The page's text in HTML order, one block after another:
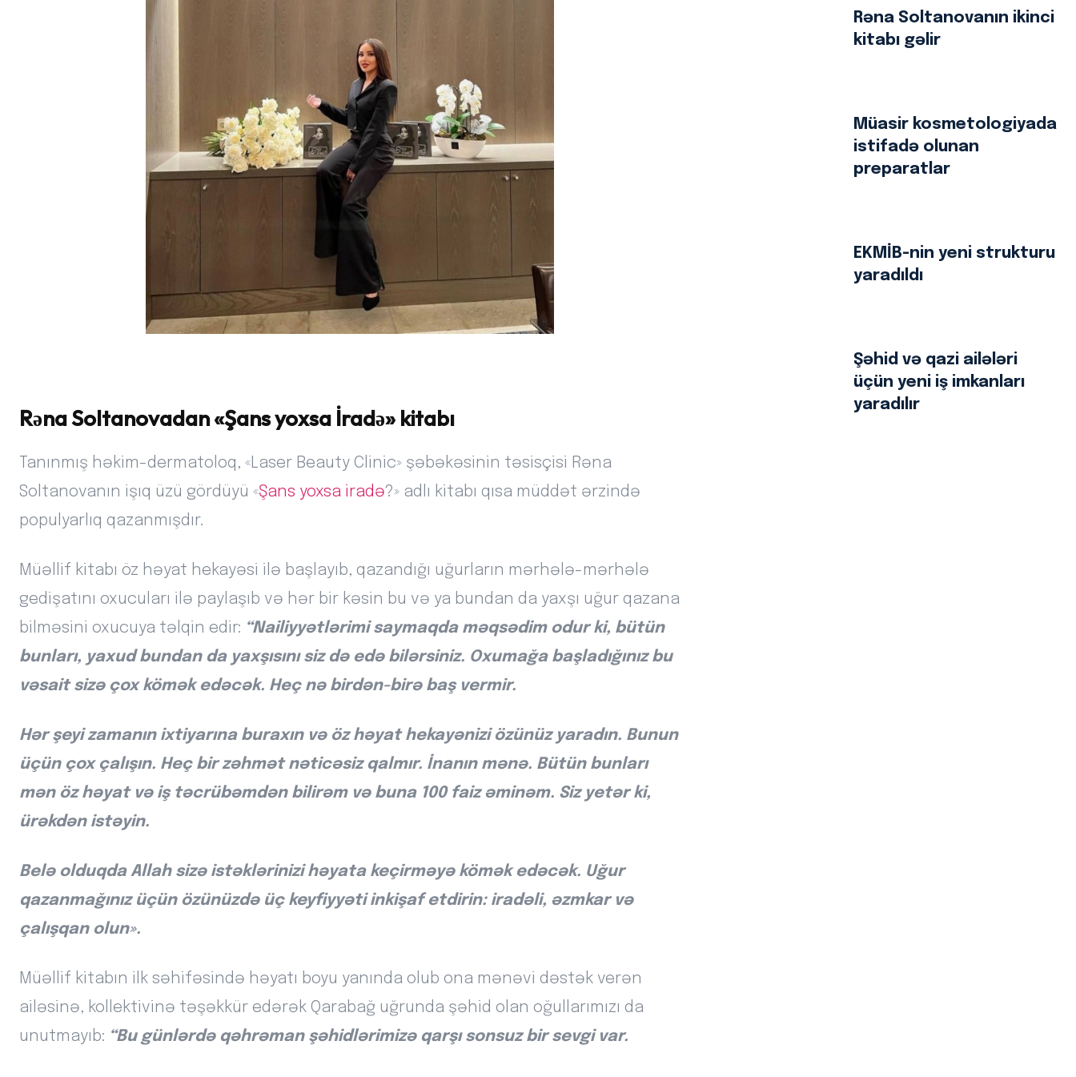
Rəna Soltanovadan «Şans yoxsa İradə» kitabı
Tanınmış həkim-dermatoloq, «Laser Beauty Clinic» şəbəkəsinin təsisçisi Rəna
Soltanovanın işıq üzü gördüyü «Şans yoxsa iradə?» adlı kitabı qısa müddət ərzində
populyarlıq qazanmışdır.
Müəllif kitabı öz həyat hekayəsi ilə başlayıb, qazandığı uğurların mərhələ-mərhələ
gedişatını oxucuları ilə paylaşıb və hər bir kəsin bu və ya bundan da yaxşı uğur qazana
bilməsini oxucuya təlqin edir: “Nailiyyətlərimi saymaqda məqsədim odur ki, bütün
bunları, yaxud bundan da yaxşısını siz də edə bilərsiniz. Oxumağa başladığınız bu
vəsait sizə çox kömək edəcək. Heç nə birdən-birə baş vermir.
Hər şeyi zamanın ixtiyarına buraxın və öz həyat hekayənizi özünüz yaradın. Bunun
üçün çox çalışın. Heç bir zəhmət nəticəsiz qalmır. İnanın mənə. Bütün bunları
mən öz həyat və iş təcrübəmdən bilirəm və buna 100 faiz əminəm. Siz yetər ki,
ürəkdən istəyin.
Belə olduqda Allah sizə istəklərinizi həyata keçirməyə kömək edəcək. Uğur
qazanmağınız üçün özünüzdə üç keyfiyyəti inkişaf etdirin: iradəli, əzmkar və
çalışqan olun».
Müəllif kitabın ilk səhifəsində həyatı boyu yanında olub ona mənəvi dəstək verən
ailəsinə, kollektivinə təşəkkür edərək Qarabağ uğrunda şəhid olan oğullarımızı da
unutmayıb: “Bu günlərdə qəhrəman şəhidlərimizə qarşı sonsuz bir sevgi var.
Rəna Soltanovanın ikinci
kitabı gəlir
Müasir kosmetologiyada
istifadə olunan
preparatlar
EKMİB-nin yeni strukturu
yaradıldı
Şəhid və qazi ailələri
üçün yeni iş imkanları
yaradılır